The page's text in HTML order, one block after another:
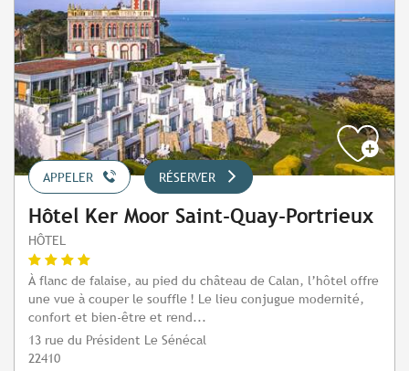
APPELER RÉSERVER
Hôtel Ker Moor Saint-Quay-Portrieux
HÔTEL
À flanc de falaise, au pied du château de Calan, l’hôtel offre
une vue à couper le souffle ! Le lieu conjugue modernité,
confort et bien-être et rend...
13 rue du Président Le Sénécal
22410